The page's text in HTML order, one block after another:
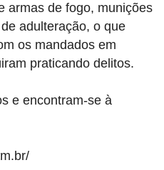
armas de fogo, munições
adulteração, o que
os mandados em
praticando delitos.
e encontram-se à